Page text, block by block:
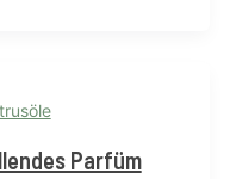
Parfüm